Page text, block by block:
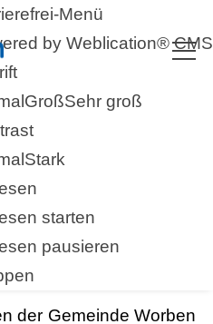
Menü
by Weblication® CMS
GroßSehr groß
Stark
starten
pausieren
(GÖS)
der Gemeinde Worben